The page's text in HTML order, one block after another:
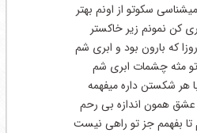
سکوتو از اونم بهتر
کن نمونم زیر خاکستر
که بارون بود و ابری شم
تو مثه چشمات ابری شم
هر شکستن داره میفهمه
عشق همون اندازه بی‌ رحم
تا بفهمم جز تو راهی‌ نیست